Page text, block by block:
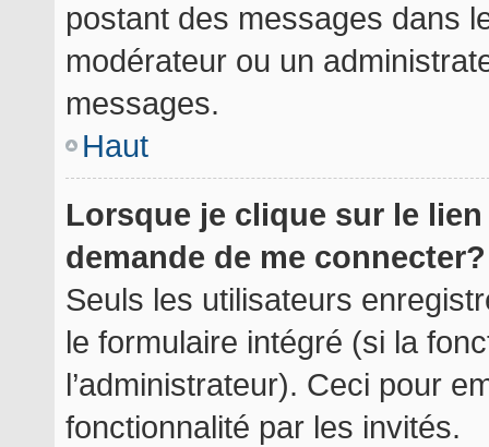
postant des messages dans
modérateur ou un
messages.
Haut
Lorsque je clique sur le
demande de me connecter?
Seuls les utilisateurs
le formulaire intégré (si la
l’administrateur). Ceci pour
fonctionnalité par les invités.